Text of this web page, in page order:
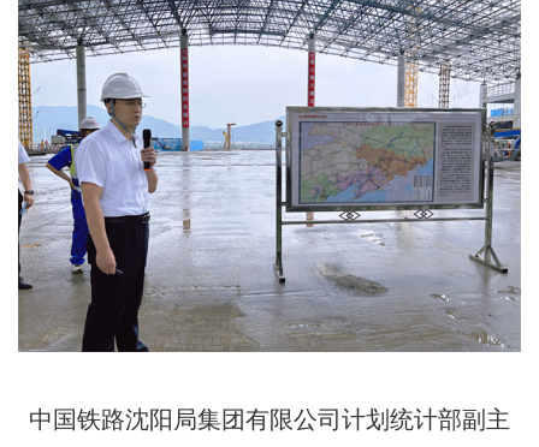
中国铁路沈阳局集团有限公司计划统计部副主